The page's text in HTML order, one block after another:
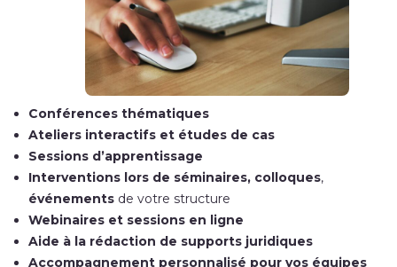
Conférences thématiques
Ateliers interactifs et études de cas
Sessions d’apprentissage
Interventions lors de séminaires, colloques,
événements de votre structure
Webinaires et sessions en ligne
Aide à la rédaction de supports juridiques
Accompagnement personnalisé pour vos équipes